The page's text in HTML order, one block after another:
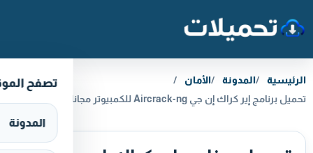
تصفح
المدونة
الرئيسية المدونة
الأمان
تحميل برنامج إير كراك إن جي Aircrack-ng للكمبيوتر مجانا